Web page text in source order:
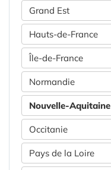
Grand Est
Hauts-de-France
Île-de-France
Normandie
Nouvelle-Aquitaine
Occitanie
Pays de la Loire